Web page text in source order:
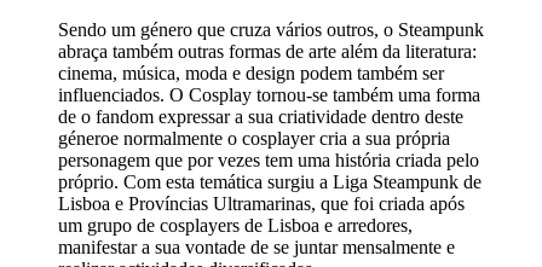
Sendo um género que cruza vários outros, o Steampunk
abraça também outras formas de arte além da literatura:
cinema, música, moda e design podem também ser
influenciados. O Cosplay tornou-se também uma forma
de o fandom expressar a sua criatividade dentro deste
géneroe normalmente o cosplayer cria a sua própria
personagem que por vezes tem uma história criada pelo
próprio. Com esta temática surgiu a Liga Steampunk de
Lisboa e Províncias Ultramarinas, que foi criada após
um grupo de cosplayers de Lisboa e arredores,
manifestar a sua vontade de se juntar mensalmente e